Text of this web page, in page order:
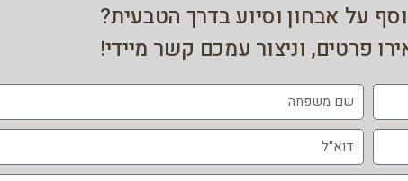
על אבחון וסיוע בדרך הטבעית?
פרטים, וניצור עמכם קשר מיידי!